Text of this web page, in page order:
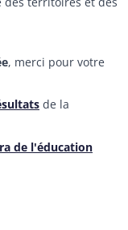
, merci pour votre
de la
de l'éducation